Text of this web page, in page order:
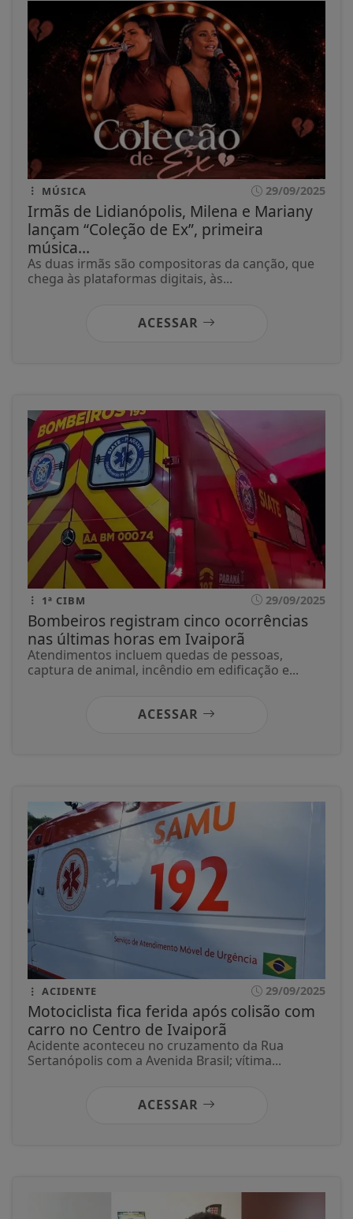
MÚSICA 29/09/2025
Irmãs de Lidianópolis, Milena e Mariany
lançam “Coleção de Ex”, primeira
música...
As duas irmãs são compositoras da canção, que
chega às plataformas digitais, às...
ACESSAR
1ª CIBM 29/09/2025
Bombeiros registram cinco ocorrências
nas últimas horas em Ivaiporã
Atendimentos incluem quedas de pessoas,
captura de animal, incêndio em edificação e...
ACESSAR
ACIDENTE 29/09/2025
Motociclista fica ferida após colisão com
carro no Centro de Ivaiporã
Acidente aconteceu no cruzamento da Rua
Sertanópolis com a Avenida Brasil; vítima...
ACESSAR